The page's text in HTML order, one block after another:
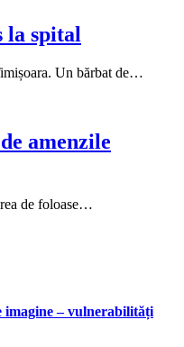
la spital
Un bărbat de…
amenzile
de foloase…
imagine – vulnerabilități